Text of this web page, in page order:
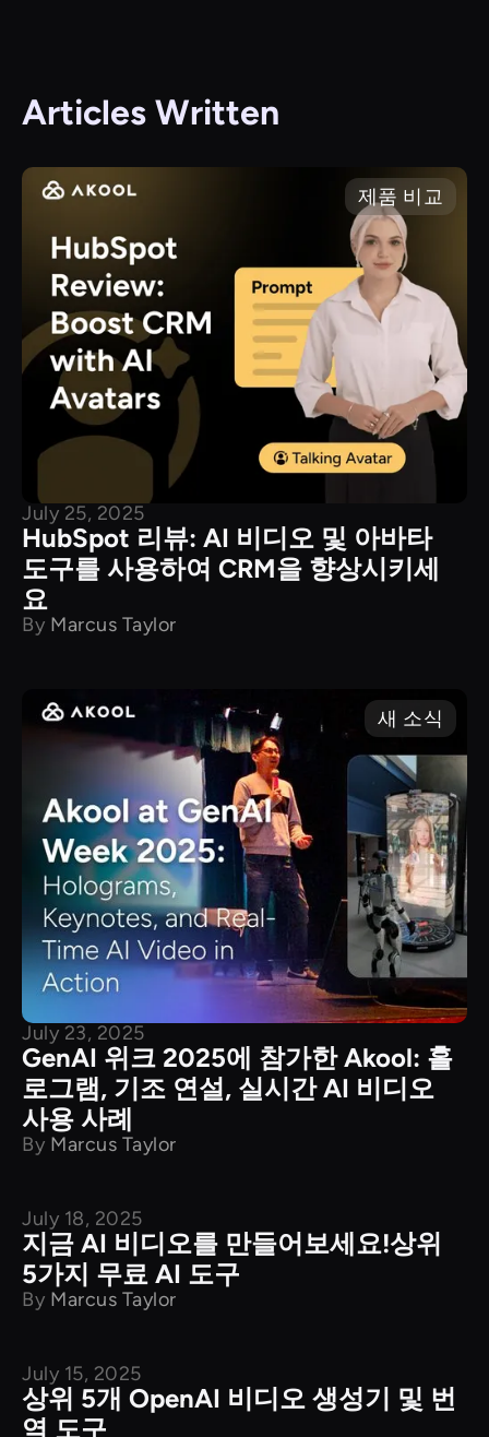
Articles Written
제품 비교
July 25, 2025
HubSpot 리뷰: AI 비디오 및 아바타
도구를 사용하여 CRM을 향상시키세
요
By Marcus Taylor
새 소식
July 23, 2025
GenAI 위크 2025에 참가한 Akool: 홀
로그램, 기조 연설, 실시간 AI 비디오
사용 사례
By Marcus Taylor
제품 비교
July 18, 2025
지금 AI 비디오를 만들어보세요!상위
5가지 무료 AI 도구
By Marcus Taylor
제품 비교
July 15, 2025
상위 5개 OpenAI 비디오 생성기 및 번
역 도구